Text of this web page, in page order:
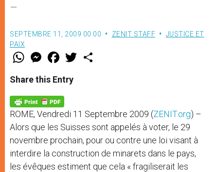
–
SEPTEMBRE 11, 2009 00:00 ZENIT STAFF
JUSTICE ET
PAIX
W
t
s
p
p
M
e
s
e
g
e
r
F
a
e
b
o
k
w
Share this Entry
ROME, Vendredi 11 Septembre 2009 (ZENIT.org) –
Alors que les Suisses sont appelés à voter, le 29
novembre prochain, pour ou contre une loi visant à
interdire la construction de minarets dans le pays,
les évêques estiment que cela « fragiliserait les